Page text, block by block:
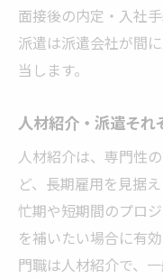
面接後の内定・入社
派遣は派遣会社が間
当します。
人材紹介・派遣そ
人材紹介は、専門性
ど、長期雇用を見据
忙期や短期間のプロ
を補いたい場合に有
門職は人材紹介で、